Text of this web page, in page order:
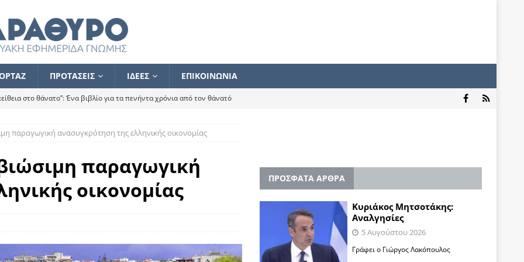
ΠΡΟΤΑΣΕΙΣ ΙΔΕΕΣ ΕΠΙΚΟΙΝΩΝΙΑ
στο θάνατο”: Ένα βιβλίο για τα πενήντα χρόνια από τον θάνατό
το ποιος κοροϊδεύει ποιον Αλέξη
ΑΝΑΓΝΩΣΕΙΣ
ότι δεν υπάρχει παρακολούθηση και κέντρο το οποίο
θερμά όσους σπεύδουν να το ενισχύσουν – Συνεχίζουμε
των εκλογών
ΑΝΑΓΝΩΣΕΙΣ
παραγωγική ανασυγκρότηση της ελληνικής οικονομίας
παραγωγική
οικονομίας
ΠΡΟΣΦΑΤΑ ΑΡΘΡΑ
Κυριάκος Μητσοτάκης:
Αναλγησίες
5 Αυγούστου 2026
Γράφει ο Γιώργος Λακόπουλος